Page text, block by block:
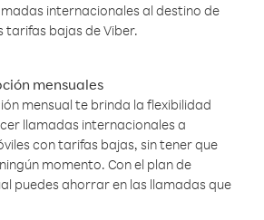
internacionales al destino de
tarifas bajas de Viber.
mensuales
mensual te brinda la flexibilidad
llamadas internacionales a
con tarifas bajas, sin tener que
momento. Con el plan de
puedes ahorrar en las llamadas que